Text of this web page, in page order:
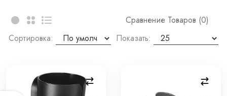
Сравнение Товаров (0)
Сортировка:
Показать: